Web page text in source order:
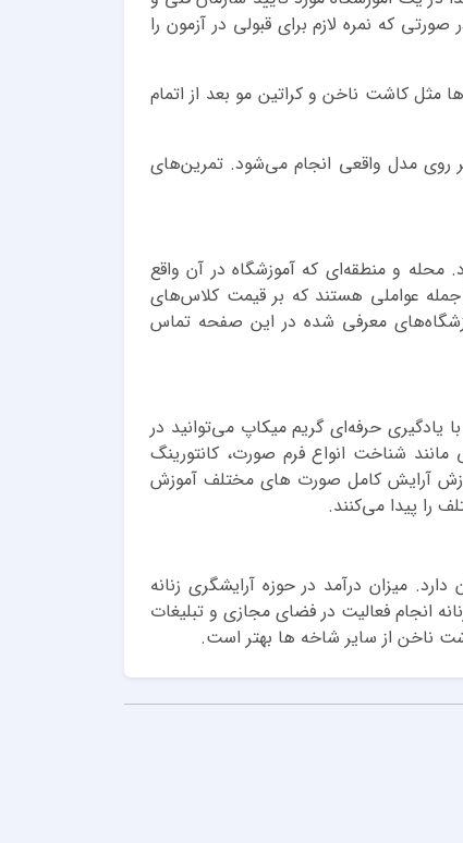
که نمره لازم برای قبولی در آزمون را
مثل کاشت ناخن و کراتین مو بعد از اتمام
روی مدل واقعی انجام می‌شود. تمرین‌های
محله و منطقه‌ای که آموزشگاه در آن واقع
عواملی هستند که بر قیمت کلاس‌های
معرفی شده در این صفحه تماس
حرفه‌ای گریم میکاپ می‌توانید در
شناخت انواع فرم صورت، کانتورینگ
آرایش کامل صورت های مختلف آموزش
را پیدا می‌کنند.
میزان درآمد در حوزه آرایشگری زنانه
آرایشگری زنانه انجام فعالیت در فضای مجازی و تبلیغات
ناخن از سایر شاخه ها بهتر است.